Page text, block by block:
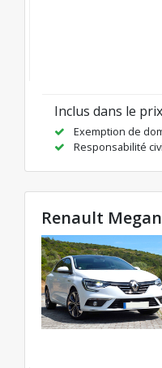
Inclus dans le
Exemption de
Responsabilité
Renault